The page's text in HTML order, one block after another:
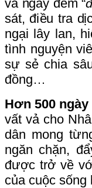
vả ngày đêm “
sát, điều tra
ngại lây lan,
tình nguyện
sự sẻ chia
đồng…
Hơn 500
vất vả cho
dân mong
ngăn chặn,
được trở về
của cuộc